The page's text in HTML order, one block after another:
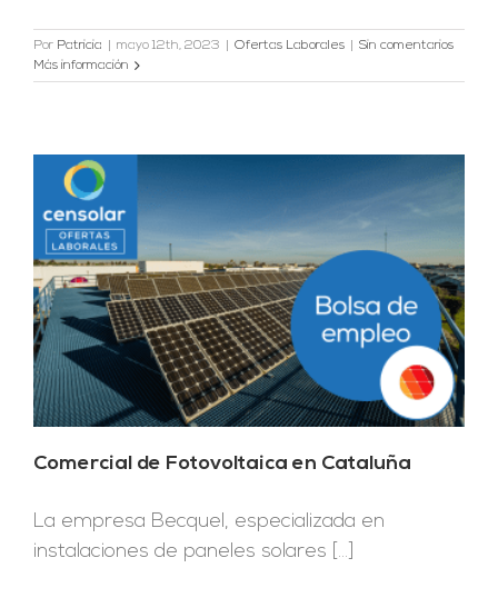
Por Patricia mayo 12th, 2023 Ofertas Laborales
Sin comentarios
Más información
Comercial de Fotovoltaica en Cataluña
La empresa Becquel, especializada en
instalaciones de paneles solares [...]